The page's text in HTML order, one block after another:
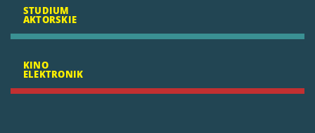
STUDIUM
AKTORSKIE
KINO
ELEKTRONIK